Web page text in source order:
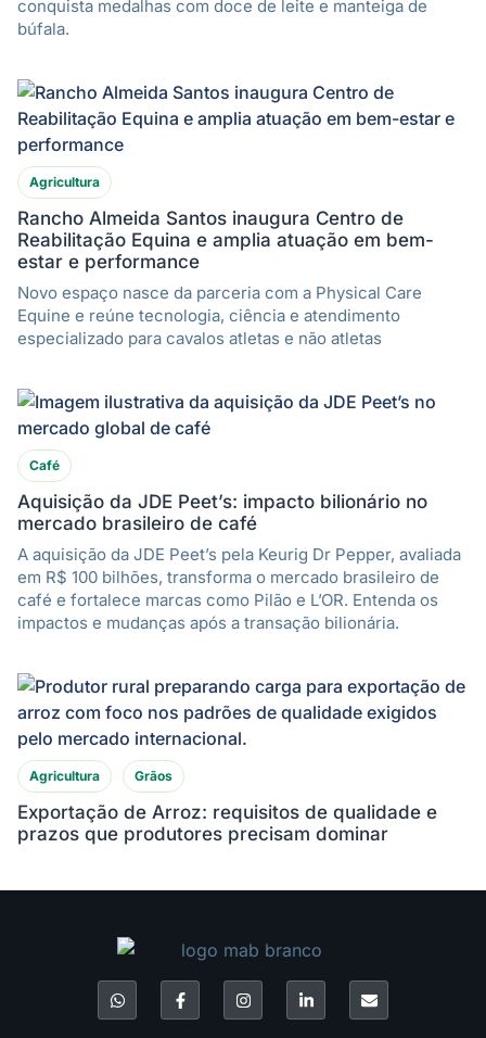
conquista medalhas com doce de leite e manteiga de
búfala.
Agricultura
Rancho Almeida Santos inaugura Centro de
Reabilitação Equina e amplia atuação em bem-
estar e performance
Novo espaço nasce da parceria com a Physical Care
Equine e reúne tecnologia, ciência e atendimento
especializado para cavalos atletas e não atletas
Café
Aquisição da JDE Peet’s: impacto bilionário no
mercado brasileiro de café
A aquisição da JDE Peet’s pela Keurig Dr Pepper, avaliada
em R$ 100 bilhões, transforma o mercado brasileiro de
café e fortalece marcas como Pilão e L’OR. Entenda os
impactos e mudanças após a transação bilionária.
Agricultura Grãos
Exportação de Arroz: requisitos de qualidade e
prazos que produtores precisam dominar